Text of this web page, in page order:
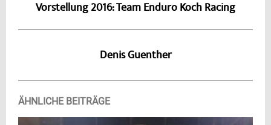
Vorstellung 2016: Team Enduro Koch Racing
Denis Guenther
ÄHNLICHE BEITRÄGE